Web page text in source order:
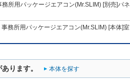
務所用パッケージエアコン(Mr.SLIM) [別売]パネ
事務所用パッケージエアコン(Mr.SLIM) [本体]室
ります。 本体を探す